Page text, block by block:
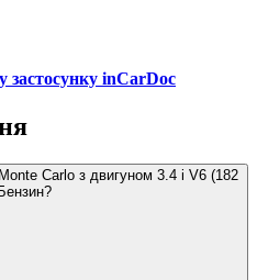
застосунку inCarDoc
Carlo з двигуном 3.4 i V6 (182